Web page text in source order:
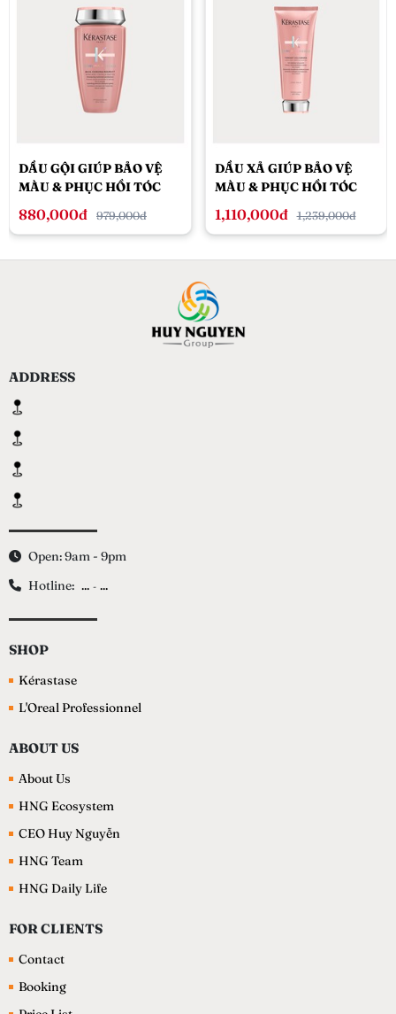
DẦU GỘI GIÚP BẢO VỆ
MÀU & PHỤC HỒI TÓC
CHROMA ABSOLU
THƯỜNG
880,000đ 979,000đ
DẦU XẢ GIÚP BẢO VỆ
MÀU & PHỤC HỒI TÓC
CHROMA ABSOLU
1,110,000đ 1,239,000đ
ADDRESS
Open: 9am - 9pm
Hotline: ... - ...
SHOP
Kérastase
L'Oreal Professionnel
ABOUT US
About Us
HNG Ecosystem
CEO Huy Nguyễn
HNG Team
HNG Daily Life
FOR CLIENTS
Contact
Booking